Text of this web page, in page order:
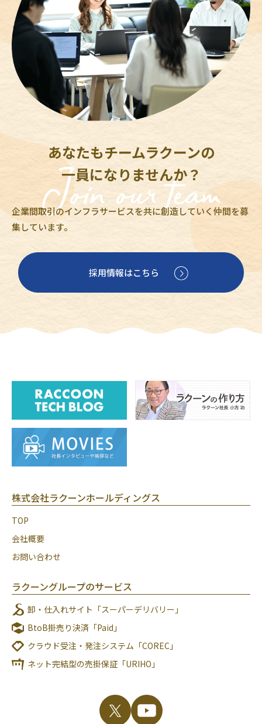
あなたもチームラクーンの
一員になりませんか？
企業間取引のインフラサービスを共に創造していく仲間を募
集しています。
採用情報はこちら
株式会社ラクーンホールディングス
TOP
会社概要
お問い合わせ
ラクーングループのサービス
卸・仕入れサイト「スーパーデリバリー」
BtoB掛売り決済「Paid」
クラウド受注・発注システム「COREC」
ネット完結型の売掛保証「URIHO」